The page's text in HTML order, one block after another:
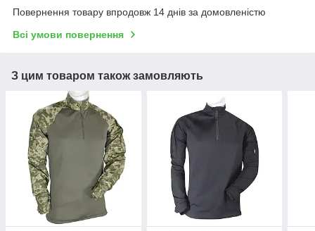
Повернення товару впродовж 14 днів за домовленістю
Всі умови повернення
З цим товаром також замовляють